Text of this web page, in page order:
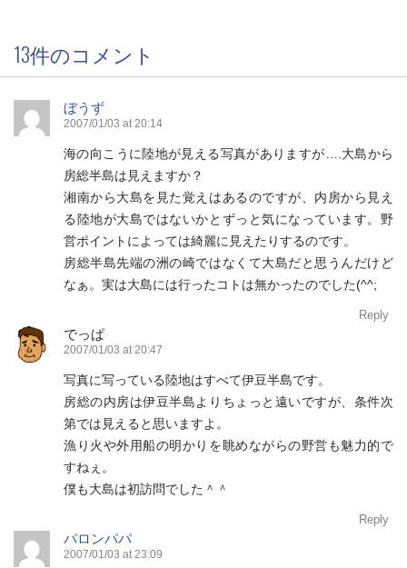
13件のコメント
ぼうず
2007/01/03 at 20:14
海の向こうに陸地が見える写真がありますが….大島から
房総半島は見えますか？
湘南から大島を見た覚えはあるのですが、内房から見え
る陸地が大島ではないかとずっと気になっています。野
営ポイントによっては綺麗に見えたりするのです。
房総半島先端の洲の崎ではなくて大島だと思うんだけど
なぁ。実は大島には行ったコトは無かったのでした(^^;
Reply
でっぱ
2007/01/03 at 20:47
写真に写っている陸地はすべて伊豆半島です。
房総の内房は伊豆半島よりちょっと遠いですが、条件次
第では見えると思いますよ。
漁り火や外用船の明かりを眺めながらの野営も魅力的で
すねぇ。
僕も大島は初訪問でした＾＾
Reply
バロンパパ
2007/01/03 at 23:09